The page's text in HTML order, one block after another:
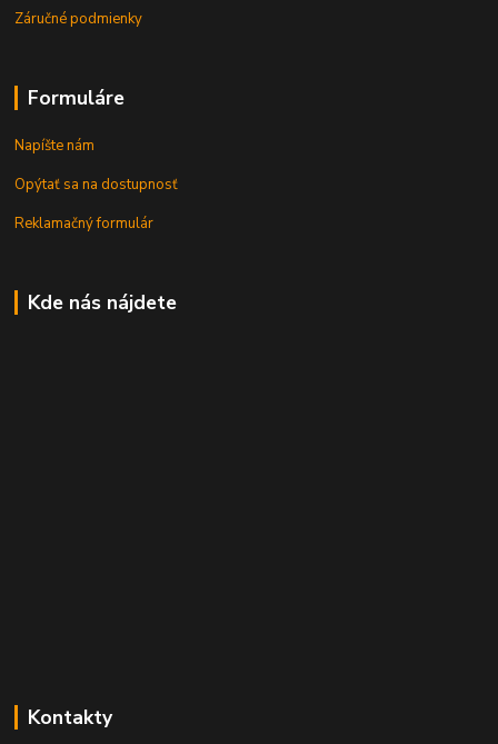
Záručné podmienky
Formuláre
Napíšte nám
Opýtať sa na dostupnosť
Reklamačný formulár
Kde nás nájdete
Kontakty